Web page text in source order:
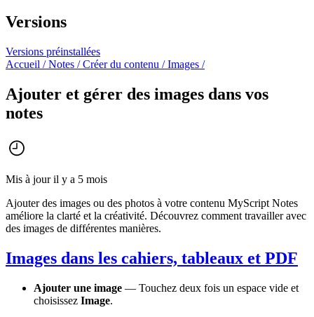
Versions
Versions préinstallées
Accueil /Notes /Créer du contenu /Images /
Ajouter et gérer des images dans vos
notes
Mis à jour il y a 5 mois
Ajouter des images ou des photos à votre contenu MyScript Notes
améliore la clarté et la créativité. Découvrez comment travailler avec
des images de différentes manières.
Images dans les cahiers, tableaux et PDF
Ajouter une image — Touchez deux fois un espace vide et
choisissez Image.